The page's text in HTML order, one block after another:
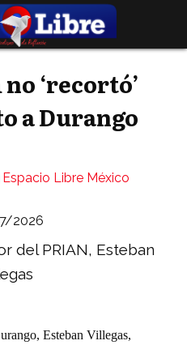
‘recortó’
a Durango
del PRIAN, Esteban
2026
Espacio Libre México
Esteban Villegas,